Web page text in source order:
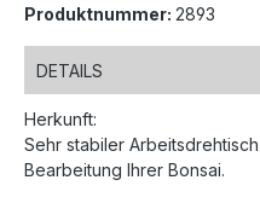
Produktnummer: 2893
DETAILS
Herkunft:
Sehr stabiler
Bearbeitung Ihrer Bonsai.